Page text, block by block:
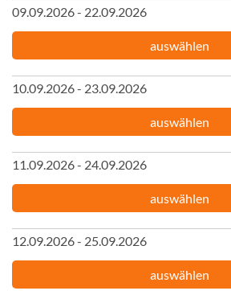
09.09.2026 - 22.09.2026
auswählen
10.09.2026 - 23.09.2026
auswählen
11.09.2026 - 24.09.2026
auswählen
12.09.2026 - 25.09.2026
auswählen